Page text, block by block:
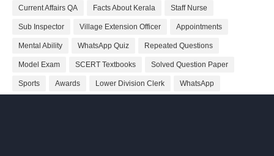
Current Affairs QA Facts About Kerala Staff Nurse
Sub Inspector Village Extension Officer Appointments
Mental Ability WhatsApp Quiz Repeated Questions
Model Exam SCERT Textbooks Solved Question Paper
Sports Awards Lower Division Clerk WhatsApp